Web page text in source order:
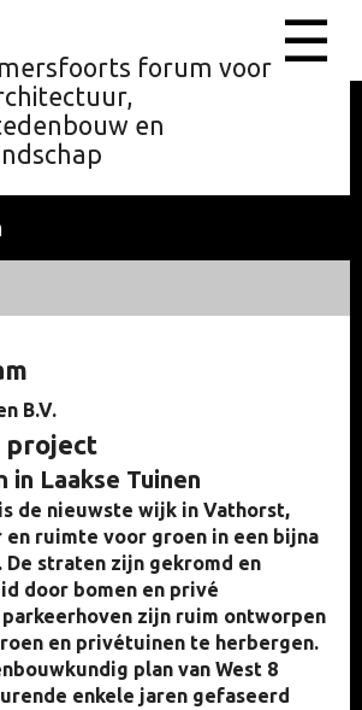
forum voor
en
☰
B.V.
project
in Laakse Tuinen
de nieuwste wijk in Vathorst,
ruimte voor groen in een bijna
straten zijn gekromd en
door bomen en privé
zijn ruim ontworpen
en privétuinen te herbergen.
plan van West 8
enkele jaren gefaseerd